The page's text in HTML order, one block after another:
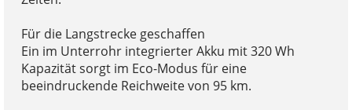
Für die Langstrecke geschaffen
Ein im Unterrohr integrierter Akku mit 320 Wh
Kapazität sorgt im Eco-Modus für eine
beeindruckende Reichweite von 95 km.